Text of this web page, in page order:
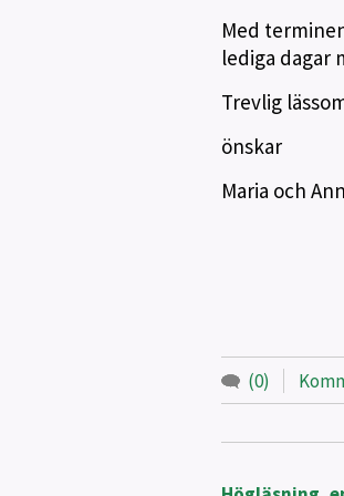
Med
lediga dagar
Trevlig
önskar
Maria och
(0)